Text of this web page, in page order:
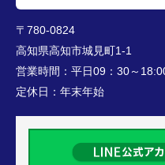
〒780-0824
高知県高知市城見町1-1
営業時間： 平日09：30～
定休日： 年末年始